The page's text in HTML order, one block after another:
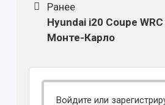
Ранее
Hyundai i20 Coupe
Монте-Карло
Войдите или